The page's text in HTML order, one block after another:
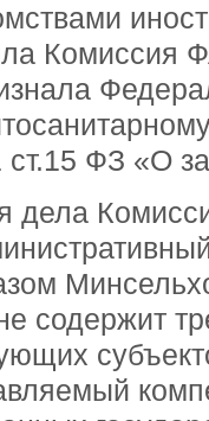
Комиссия
ФЗ «О
дела
содержит